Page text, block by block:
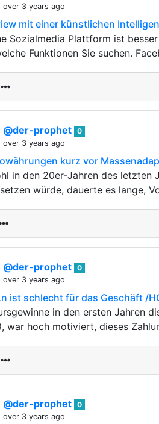
over 3 years ago
mit einer künstlichen
Sozialmedia Plattform ist
Funktionen Sie suchen.
@der-prophet 0
over 3 years ago
kurz vor
in den 20er-Jahren des letzten
würde, dauerte es lange,
@der-prophet 0
over 3 years ago
ist schlecht für das Geschäft /
in den ersten Jahren
war hoch motiviert, dieses
@der-prophet 0
over 3 years ago